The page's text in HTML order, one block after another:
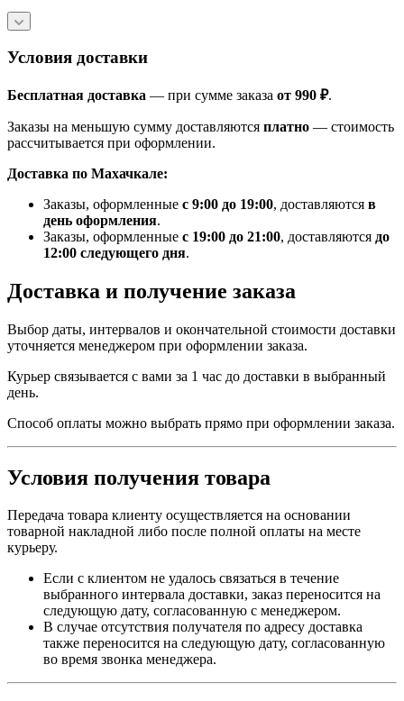
Условия доставки
Бесплатная доставка — при сумме заказа от 990 ₽.
Заказы на меньшую сумму доставляются платно — стоимость
рассчитывается при оформлении.
Доставка по Махачкале:
Заказы, оформленные с 9:00 до 19:00, доставляются в
день оформления.
Заказы, оформленные с 19:00 до 21:00, доставляются до
12:00 следующего дня.
Доставка и получение заказа
Выбор даты, интервалов и окончательной стоимости доставки
уточняется менеджером при оформлении заказа.
Курьер связывается с вами за 1 час до доставки в выбранный
день.
Способ оплаты можно выбрать прямо при оформлении заказа.
Условия получения товара
Передача товара клиенту осуществляется на основании
товарной накладной либо после полной оплаты на месте
курьеру.
Если с клиентом не удалось связаться в течение
выбранного интервала доставки, заказ переносится на
следующую дату, согласованную с менеджером.
В случае отсутствия получателя по адресу доставка
также переносится на следующую дату, согласованную
во время звонка менеджера.